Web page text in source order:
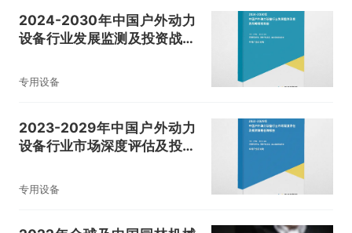
2024-2030年中国户外动力
设备行业发展监测及投资战略
专用设备
2023-2029年中国户外动力
设备行业市场深度评估及投资
专用设备